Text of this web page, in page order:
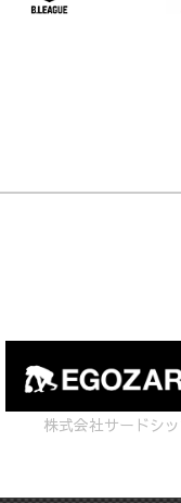
株式会社サードシ